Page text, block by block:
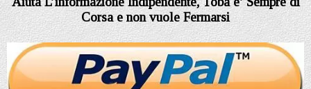
Corsa e non vuole Fermarsi